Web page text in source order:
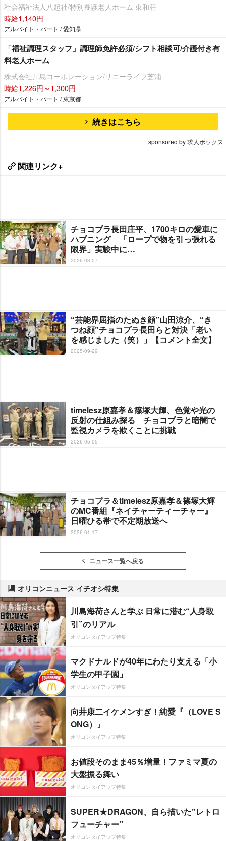
社会福祉法人八起社/特別養護老人ホーム 東和荘
時給1,140円
アルバイト・パート / 愛知県
「福祉調理スタッフ」調理師免許必須/シフト相談可/介護付き有
料老人ホーム
株式会社川島コーポレーション/サニーライフ芝浦
時給1,226円～1,300円
アルバイト・パート / 東京都
続きはこちら
sponsored by 求人ボックス
関連リンク+
チョコプラ長田庄平、1700キロの愛車に
ハプニング 「ロープで物を引っ張れる
限界」実験中に…
2026-03-07
“芸能界屈指のたぬき顔”山田涼介、“き
つね顔”チョコプラ長田らと対決「老い
を感じました（笑）」【コメント全文】
2025-09-29
timelesz原嘉孝＆篠塚大輝、色覚や光の
反射の仕組み探る チョコプラと暗闇で
監視カメラを欺くことに挑戦
2026-05-05
チョコプラ＆timelesz原嘉孝＆篠塚大輝
のMC番組『ネイチャーティーチャー』
日曜ひる帯で不定期放送へ
2026-01-17
ニュース一覧へ戻る
オリコンニュース イチオシ特集
川島海荷さんと学ぶ 日常に潜む“人身取
引”のリアル
オリコンタイアップ特集
マクドナルドが40年にわたり支える「小
学生の甲子園」
オリコンタイアップ特集
向井康二イケメンすぎ！純愛『（LOVE S
ONG）』
オリコンタイアップ特集
お値段そのまま45％増量！ファミマ夏の
大盤振る舞い
オリコンタイアップ特集
SUPER★DRAGON、自ら描いた”レトロ
フューチャー”
オリコンタイアップ特集